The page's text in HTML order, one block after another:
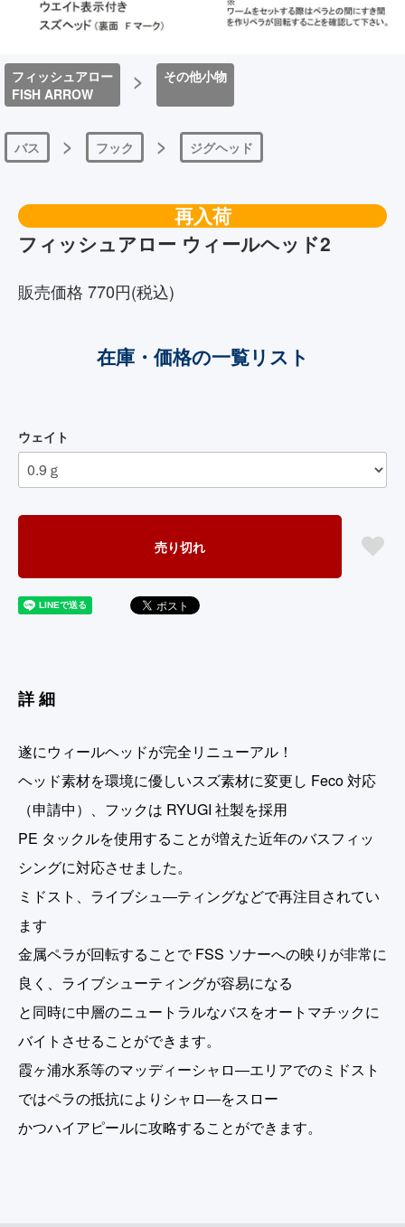
フィッシュアロー
FISH ARROW
> その他小物
バス > フック > ジグヘッド
再入荷
フィッシュアロー ウィールヘッド2
販売価格 770円(税込)
在庫・価格の一覧リスト
ウェイト
売り切れ
詳細
遂にウィールヘッドが完全リニューアル！
ヘッド素材を環境に優しいスズ素材に変更し Feco 対応
（申請中）、フックは RYUGI 社製を採用
PE タックルを使用することが増えた近年のバスフィッ
シングに対応させました。
ミドスト、ライブシュ―ティングなどで再注目されてい
ます
金属ペラが回転することで FSS ソナーへの映りが非常に
良く、ライブシューティングが容易になる
と同時に中層のニュートラルなバスをオートマチックに
バイトさせることができます。
霞ヶ浦水系等のマッディーシャロ―エリアでのミドスト
ではペラの抵抗によりシャロ―をスロー
かつハイアピールに攻略することができます。